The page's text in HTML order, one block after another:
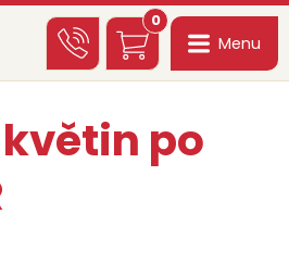
0
Menu
květin po